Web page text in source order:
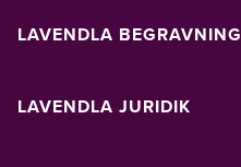
LAVENDLA BEGRAVNING
LAVENDLA JURIDIK